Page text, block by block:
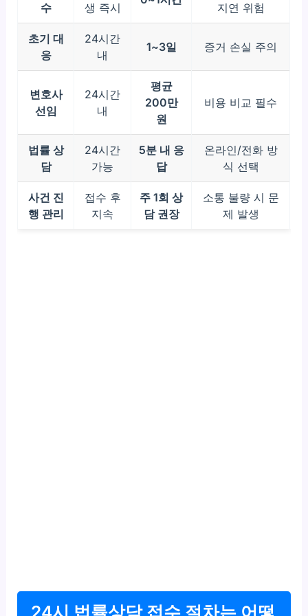
수 생 즉시 지연 위험
초기 대
응
24시간
내
1~3일 증거 손실 주의
변호사
선임
24시간
내
평균
200만
원
비용 비교 필수
법률 상
담
24시간
가능
5분 내 응
답
온라인/전화 방
식 선택
사건 진
행 관리
접수 후
지속
주 1회 상
담 권장
소통 불량 시 문
제 발생
24시 법률상담 접수 절차는 어떻